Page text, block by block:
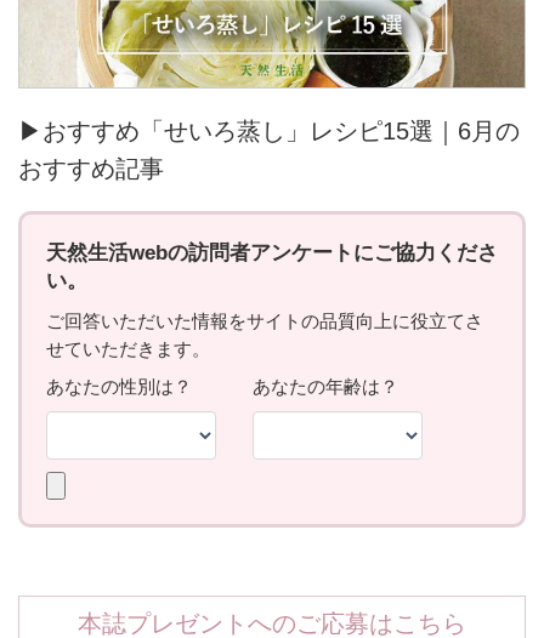
▶おすすめ「せいろ蒸し」レシピ15選｜6月の
おすすめ記事
本誌プレゼントへのご応募はこちら